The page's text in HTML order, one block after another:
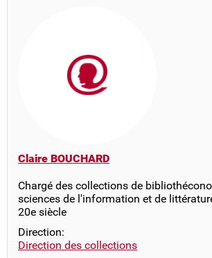
Claire BOUCHARD
Chargé des collections de
sciences de l'information et de
20e siècle
Direction:
Direction des collections